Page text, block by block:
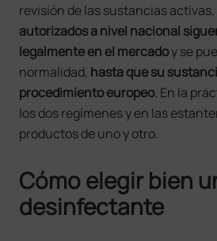
revisión de las sustancias activas,
autorizados a nivel nacional
legalmente en el mercadoy se
normalidad, hasta que su
procedimiento europeo. En la
los dos regímenes y en las
productos de uno y otro.
Cómo elegir bien
desinfectante